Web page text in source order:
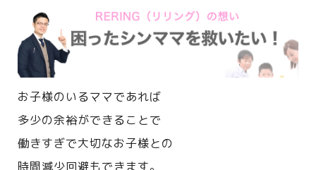
お子様のいるママであれば
多少の余裕ができることで
働きすぎで大切なお子様との
時間減少回避もできます。